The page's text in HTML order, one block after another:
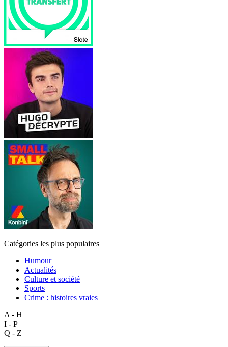
Catégories les plus populaires
Humour
Actualités
Culture et société
Sports
Crime : histoires vraies
A - H
I - P
Q - Z